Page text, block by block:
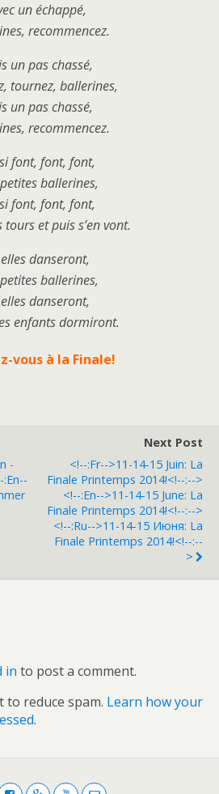
un échappé,
recommencez.
un pas chassé,
tournez, ballerines,
un pas chassé,
recommencez.
font, font, font,
ballerines,
font, font, font,
tours et puis s’en vont.
danseront,
ballerines,
danseront,
enfants dormiront.
vous à la Finale!
-
Next Post
<!--:fr-->11-14-15 Juin: La
Finale Printemps 2014!<!--:-->
<!--:en-->11-14-15 June: La
Finale Printemps 2014!<!--:-->
<!--:ru-->11-14-15 Июня: La
Finale Printemps 2014!<!--:--
>
in to post a comment.
to reduce spam. Learn how your
.